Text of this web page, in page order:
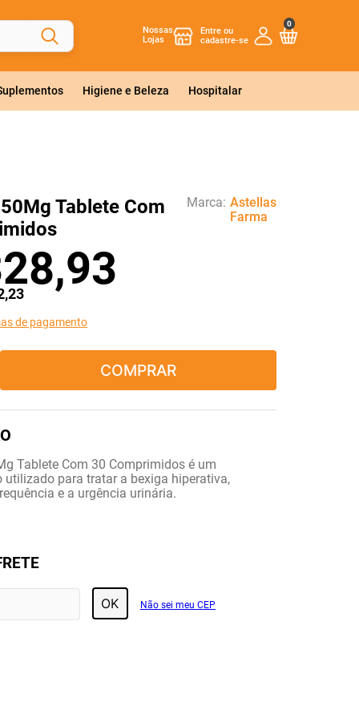
Nossas
Lojas
0
Higiene e Beleza Hospitalar
Tablete Com
Marca: Astellas
Farma
,93
,23
de pagamento
COMPRAR
Tablete Com 30 Comprimidos é um
utilizado para tratar a bexiga hiperativa,
e a urgência urinária.
OK Não sei meu CEP